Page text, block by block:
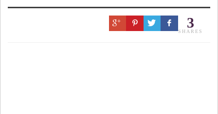
3
SHARES